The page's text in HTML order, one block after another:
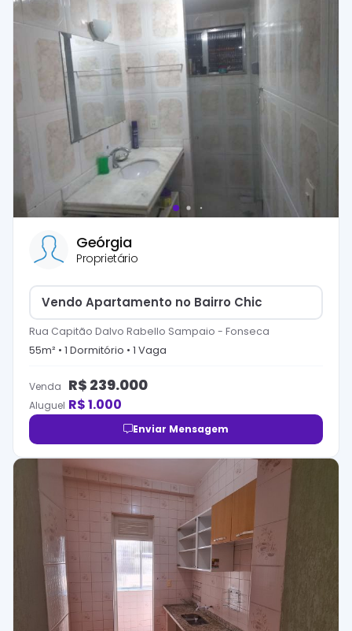
Geórgia
Proprietário
Vendo Apartamento no Bairro Chic
Rua Capitão Dalvo Rabello Sampaio - Fonseca
55m² • 1 Dormitório • 1 Vaga
Venda R$ 239.000
Aluguel R$1.000
Enviar Mensagem